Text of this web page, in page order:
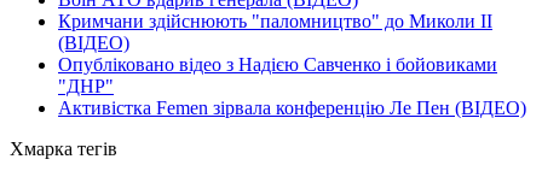
Кримчани здійснюють "паломництво" до Миколи ІІ
(ВІДЕО)
Опубліковано відео з Надією Савченко і бойовиками
"ДНР"
Активістка Femen зірвала конференцію Ле Пен (ВІДЕО)
Хмарка тегів